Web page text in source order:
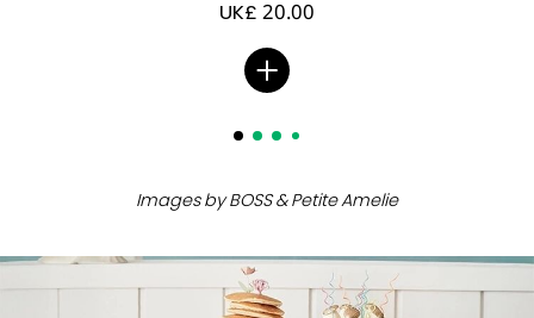
UK£ 20.00
Images by BOSS & Petite Amelie